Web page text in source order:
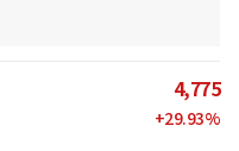
4,775
+29.93%